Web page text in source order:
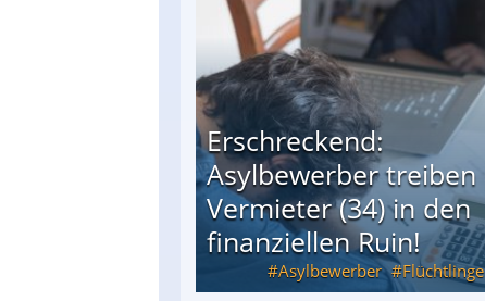
Erschreckend:
Asylbewerber treiben
Vermieter (34) in den
finanziellen Ruin!
Asylbewerber Flüchtlinge